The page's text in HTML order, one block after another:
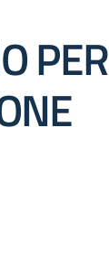
PER